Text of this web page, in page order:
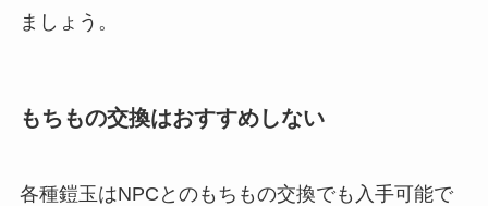
ましょう。
もちもの交換はおすすめしない
各種鎧玉はNPCとのもちもの交換でも入手可能で